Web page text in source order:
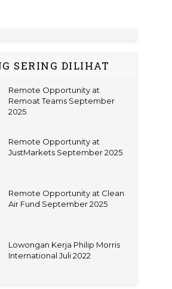
SERING DILIHAT
Remote Opportunity at
Remoat Teams September
2025
Remote Opportunity at
JustMarkets September 2025
Remote Opportunity at Clean
Air Fund September 2025
Lowongan Kerja Philip Morris
International Juli 2022